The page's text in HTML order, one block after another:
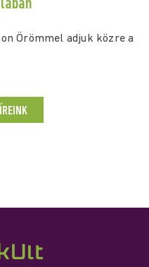
Örömmel adjuk közre a